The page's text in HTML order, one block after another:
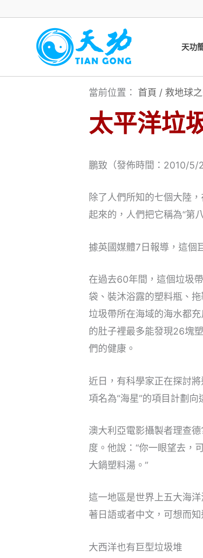
內
天功
當前位置： 首頁 / 救地球
太平洋垃
鵬致（發佈時間：2010/5/
除了人們所知的七個大陸
起來的，人們把它稱為“第
據英國媒體7日報導，這個
在過去60年間，這個垃圾
袋、裝沐浴露的塑料瓶、
垃圾帶所在海域的海水都
的肚子裡最多能發現26塊
們的健康。
近日，有科學家正在探討
項名為“海星”的項目計劃
澳大利亞電影攝製者理查
度。他說：“你一眼望去，
大鍋塑料湯。”
這一地區是世界上五大海
著日語或者中文，可想而
大西洋也有巨型垃圾堆